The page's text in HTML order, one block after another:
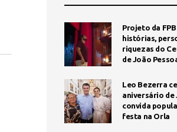
Projeto da
histórias,
riquezas do
de João
Leo Bezerra
aniversário de
convida
festa na Orla